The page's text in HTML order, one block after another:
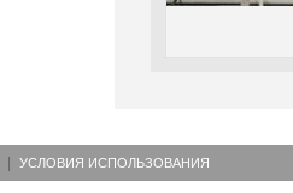
УСЛОВИЯ ИСПОЛЬЗОВАНИЯ